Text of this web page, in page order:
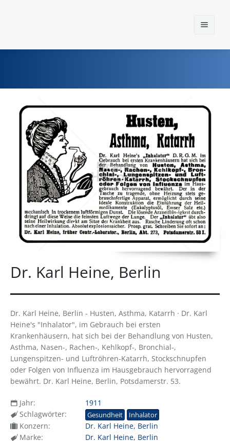
Einst und Heute
Marken
Konzerne
Epoche
Dr. Karl Heine, Berlin
Dr. Karl Heine, Berlin - Husten, Asthma, Katarrh · Dr. Karl
Heine's "Inhalator", im Gebrauch bei ersten
Krankenhäusern, hat sich bei der Behandlung von Husten,
Asthma, Nasen-, Rachen-, Kehlkopf-, Bronchial-,
Lungenspitzen- und Luftröhren-Katarrh, Stockschnupfen
oder Folgen von Influenza im Hausgebrauch hervorragend
bewährt. Dr. Karl Heine, Berlin, Potsdamerstr. 53.
Jahr:
1911
Schlagwörter:
Gesundheit Inhalator
Konzern:
Dr. Karl Heine, Berlin
Marke:
Dr. Karl Heine, Berlin